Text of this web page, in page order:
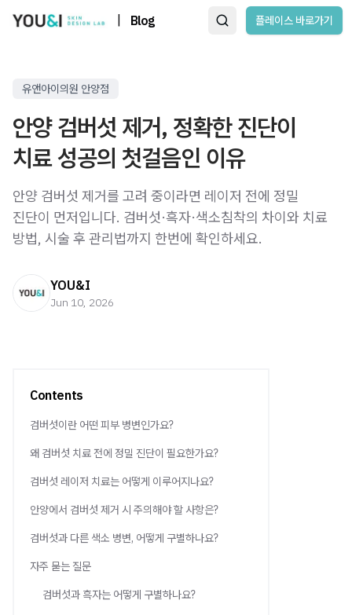
Blog 플레이스 바로가기
유앤아이의원 안양점
안양 검버섯 제거, 정확한 진단이
치료 성공의 첫걸음인 이유
안양 검버섯 제거를 고려 중이라면 레이저 전에 정밀
진단이 먼저입니다. 검버섯·흑자·색소침착의 차이와 치료
방법, 시술 후 관리법까지 한번에 확인하세요.
YOU&I
Jun 10, 2026
Contents
검버섯이란 어떤 피부 병변인가요?
왜 검버섯 치료 전에 정밀 진단이 필요한가요?
검버섯 레이저 치료는 어떻게 이루어지나요?
안양에서 검버섯 제거 시 주의해야 할 사항은?
검버섯과 다른 색소 병변, 어떻게 구별하나요?
자주 묻는 질문
검버섯과 흑자는 어떻게 구별하나요?